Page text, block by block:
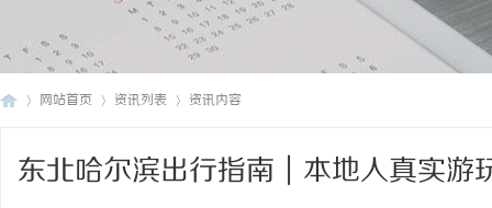
网站首页 资讯列表 资讯内容
东北哈尔滨出行指南｜本地人真实